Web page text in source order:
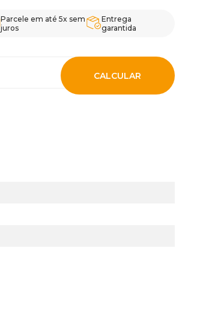
CALCULAR
Parcele em até 5x sem
juros
Entrega
garantida